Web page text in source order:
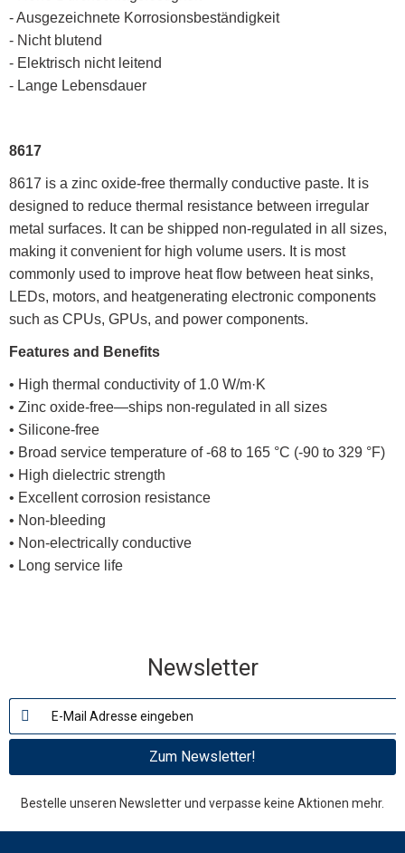
- Ausgezeichnete Korrosionsbeständigkeit
- Nicht blutend
- Elektrisch nicht leitend
- Lange Lebensdauer
8617
8617 is a zinc oxide-free thermally conductive paste. It is
designed to reduce thermal resistance between irregular
metal surfaces. It can be shipped non-regulated in all sizes,
making it convenient for high volume users. It is most
commonly used to improve heat flow between heat sinks,
LEDs, motors, and heatgenerating electronic components
such as CPUs, GPUs, and power components.
Features and Benefits
• High thermal conductivity of 1.0 W/m·K
• Zinc oxide-free—ships non-regulated in all sizes
• Silicone-free
• Broad service temperature of -68 to 165 °C (-90 to 329 °F)
• High dielectric strength
• Excellent corrosion resistance
• Non-bleeding
• Non-electrically conductive
• Long service life
Newsletter
Zum Newsletter!
Bestelle unseren Newsletter und verpasse keine Aktionen mehr.